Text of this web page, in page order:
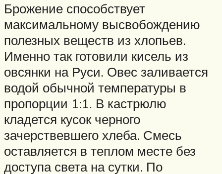
Брожение способствует
максимальному высвобождению
полезных веществ из хлопьев.
Именно так готовили кисель из
овсянки на Руси. Овес заливается
водой обычной температуры в
пропорции 1:1. В кастрюлю
кладется кусок черного
зачерствевшего хлеба. Смесь
оставляется в теплом месте без
доступа света на сутки. По